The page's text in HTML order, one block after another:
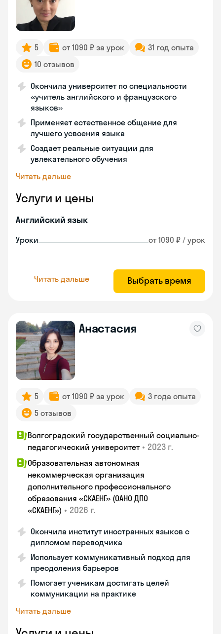
5 от 1090 ₽ за урок
31 год опыта
10 отзывов
Окончила университет по специальности
«учитель английского и французского
языков»
Применяет естественное общение для
лучшего усвоения языка
Создает реальные ситуации для
увлекательного обучения
Читать дальше
Услуги и цены
Английский язык
Уроки от 1090 ₽ / урок
Читать дальше Выбрать время
Анастасия
5 от 1090 ₽ за урок
3 года опыта
5 отзывов
Волгоградский государственный социально-
педагогический университет • 2023 г.
Образовательная автономная
некоммерческая организация
дополнительного профессионального
образования «СКАЕНГ» (ОАНО ДПО
«СКАЕНГ») • 2026 г.
Окончила институт иностранных языков с
дипломом переводчика
Использует коммуникативный подход для
преодоления барьеров
Помогает ученикам достигать целей
коммуникации на практике
Читать дальше